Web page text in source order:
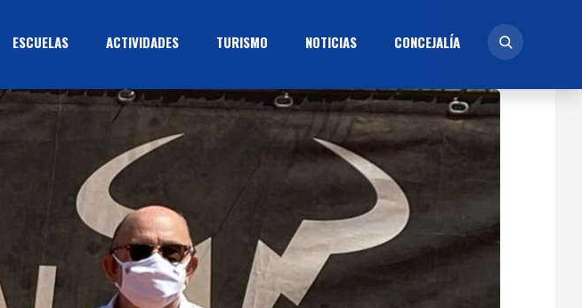
ESCUELAS ACTIVIDADES TURISMO NOTICIAS CONCEJALÍ­A